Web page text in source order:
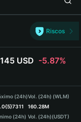
Riscos
USD -5.87%
(24h)
(24h)
Vol. (24h) (WLM)
160.28M
Vol. (24h)(USDT)